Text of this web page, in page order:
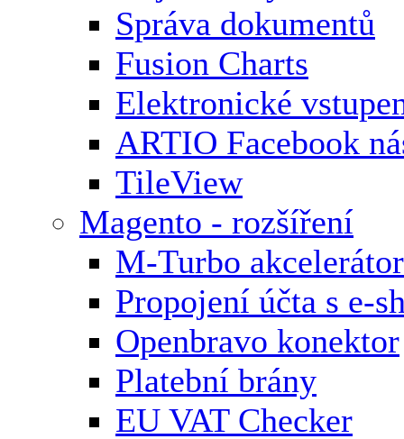
Správa dokumentů
Fusion Charts
Elektronické
ARTIO Facebook
TileView
Magento - rozšíření
M-Turbo akcelerátor
Propojení účta s e-
Openbravo konektor
Platební brány
EU VAT Checker